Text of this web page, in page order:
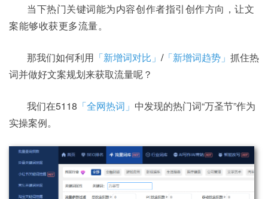
当下热门关键词能为内容创作者指引创作方向，让文
案能够收获更多流量。
那我们如何利用 「新增词对比」 /「新增词趋势」 抓住热
词并做好文案规划来获取流量呢？
我们在5118 「全网热词」 中发现的热门词“万圣节”作为
实操案例。